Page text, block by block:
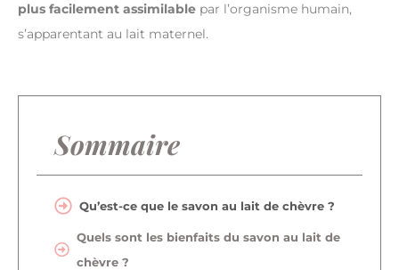
plus facilement assimilable par l’organisme humain,
s’apparentant au lait maternel.
Sommaire
Qu’est-ce que le savon au lait de chèvre ?
Quels sont les bienfaits du savon au lait de
chèvre ?